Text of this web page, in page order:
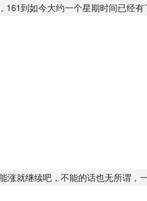
到如今大约一个星期时间已经
涨就继续吧，不能的话也无所谓，